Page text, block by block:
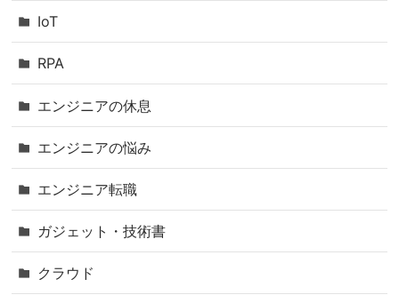
IoT
RPA
エンジニアの休息
エンジニアの悩み
エンジニア転職
ガジェット・技術書
クラウド